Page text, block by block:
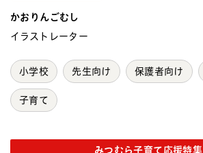
かおりんごむし
イラストレーター
小学校 先生向け 保護者向け
子育て
みつむら子育て応援特集